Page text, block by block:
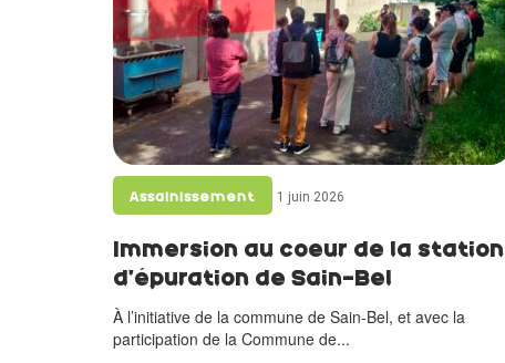
Assainissement 1 juin 2026
Immersion au coeur de la station
d’épuration de Sain-Bel
À l’initiative de la commune de Sain-Bel, et avec la
participation de la Commune de...